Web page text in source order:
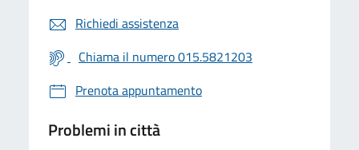
Richiedi assistenza
Chiama il numero 015.5821203
Prenota appuntamento
Problemi in città